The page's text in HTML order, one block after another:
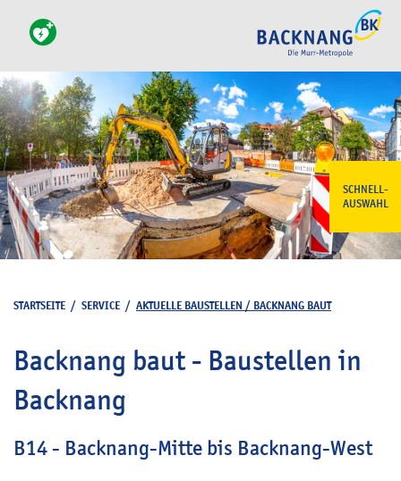
SCHNELL-
AUSWAHL
STARTSEITE / SERVICE / AKTUELLE BAUSTELLEN / BACKNANG BAUT
Backnang baut - Baustellen in
Backnang
B14 - Backnang-Mitte bis Backnang-West